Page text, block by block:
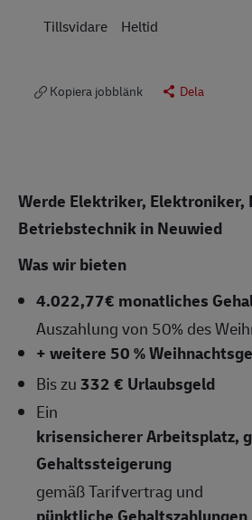
Tillsvidare
Heltid
Kopiera jobblänk Dela
Werde Elektriker, Elektroniker,
Betriebstechnik in Neuwied
Was wir bieten
4.022,77€ monatliches
Auszahlung von 50% des
+ weitere 50 %
Bis zu332 € Urlaubsgeld
Ein
krisensicherer Arbeitsplatz,
Gehaltssteigerung
gemäß Tarifvertrag und